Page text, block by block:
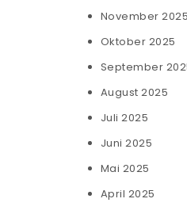
November 2025
Oktober 2025
September
August 2025
Juli 2025
Juni 2025
Mai 2025
April 2025